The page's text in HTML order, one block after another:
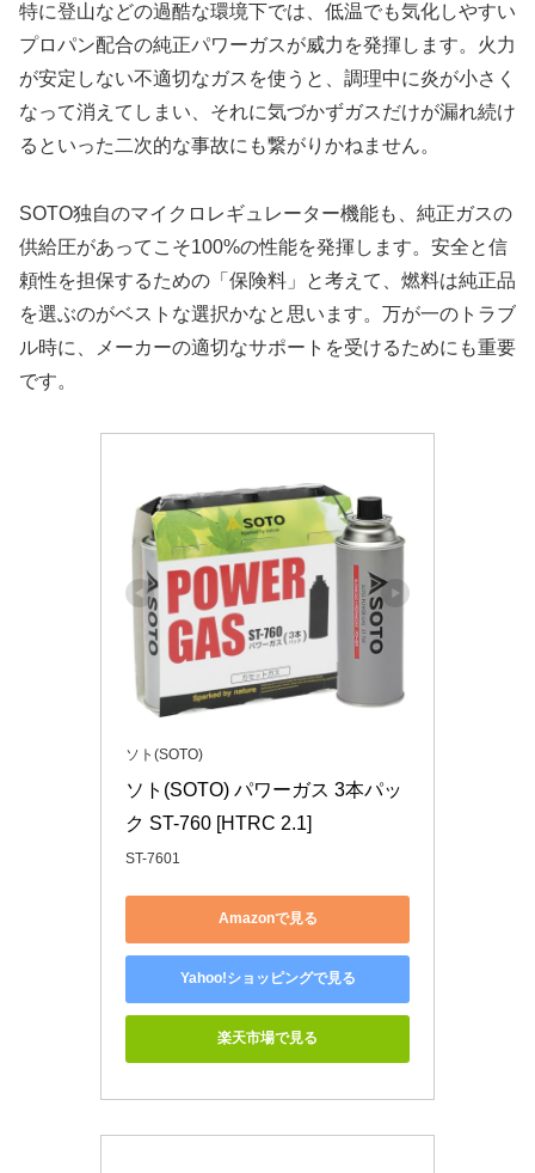
特に登山などの過酷な環境下では、低温でも気化しやすい
プロパン配合の純正パワーガスが威力を発揮します。火力
が安定しない不適切なガスを使うと、調理中に炎が小さく
なって消えてしまい、それに気づかずガスだけが漏れ続け
るといった二次的な事故にも繋がりかねません。
SOTO独自のマイクロレギュレーター機能も、純正ガスの
供給圧があってこそ100%の性能を発揮します。安全と信
頼性を担保するための「保険料」と考えて、燃料は純正品
を選ぶのがベストな選択かなと思います。万が一のトラブ
ル時に、メーカーの適切なサポートを受けるためにも重要
です。
ソト(SOTO)
ソト(SOTO) パワーガス 3本パッ
ク ST-760 [HTRC 2.1]
ST-7601
Amazonで見る
Yahoo!ショッピングで見る
楽天市場で見る